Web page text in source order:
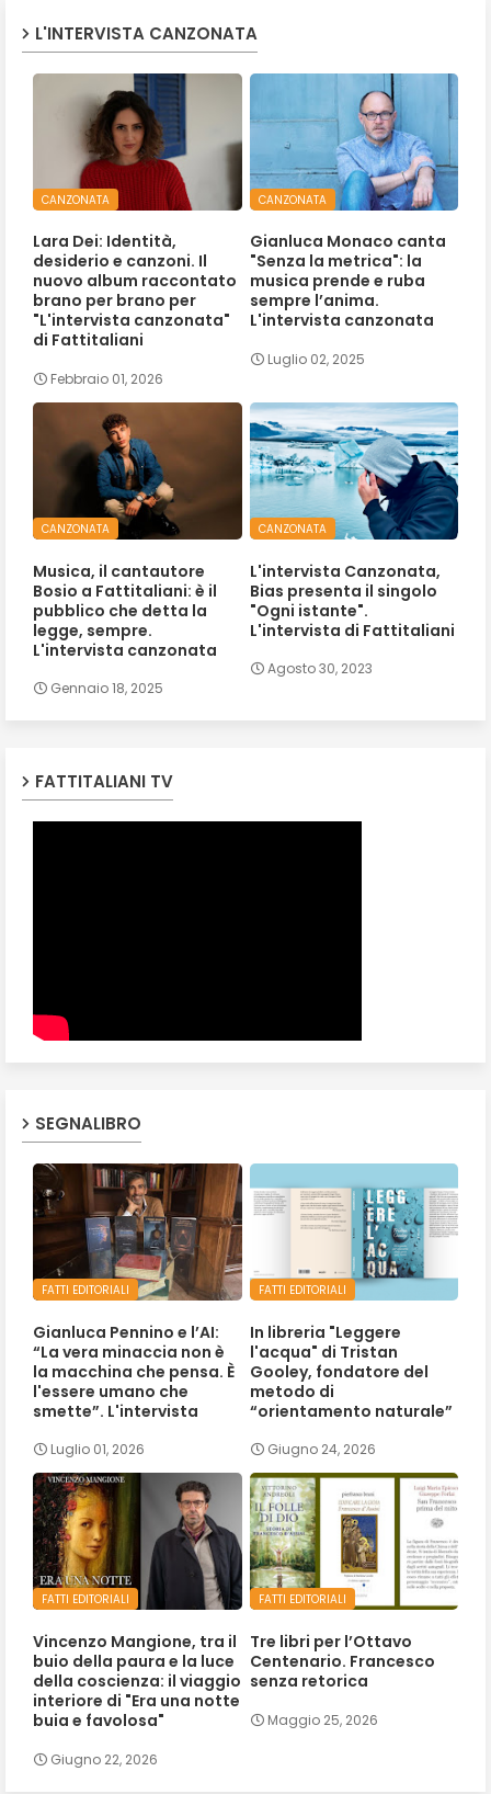
L'INTERVISTA CANZONATA
CANZONATA
Lara Dei: Identità,
desiderio e canzoni. Il
nuovo album raccontato
brano per brano per
"L'intervista canzonata"
di Fattitaliani
Febbraio 01, 2026
CANZONATA
Gianluca Monaco canta
"Senza la metrica": la
musica prende e ruba
sempre l’anima.
L'intervista canzonata
Luglio 02, 2025
CANZONATA
Musica, il cantautore
Bosio a Fattitaliani: è il
pubblico che detta la
legge, sempre.
L'intervista canzonata
Gennaio 18, 2025
CANZONATA
L'intervista Canzonata,
Bias presenta il singolo
"Ogni istante".
L'intervista di Fattitaliani
Agosto 30, 2023
FATTITALIANI TV
SEGNALIBRO
FATTI EDITORIALI
Gianluca Pennino e l’AI:
“La vera minaccia non è
la macchina che pensa. È
l'essere umano che
smette”. L'intervista
Luglio 01, 2026
FATTI EDITORIALI
In libreria "Leggere
l'acqua" di Tristan
Gooley, fondatore del
metodo di
“orientamento naturale”
Giugno 24, 2026
FATTI EDITORIALI
Vincenzo Mangione, tra il
buio della paura e la luce
della coscienza: il viaggio
interiore di "Era una notte
buia e favolosa"
Giugno 22, 2026
FATTI EDITORIALI
Tre libri per l’Ottavo
Centenario. Francesco
senza retorica
Maggio 25, 2026